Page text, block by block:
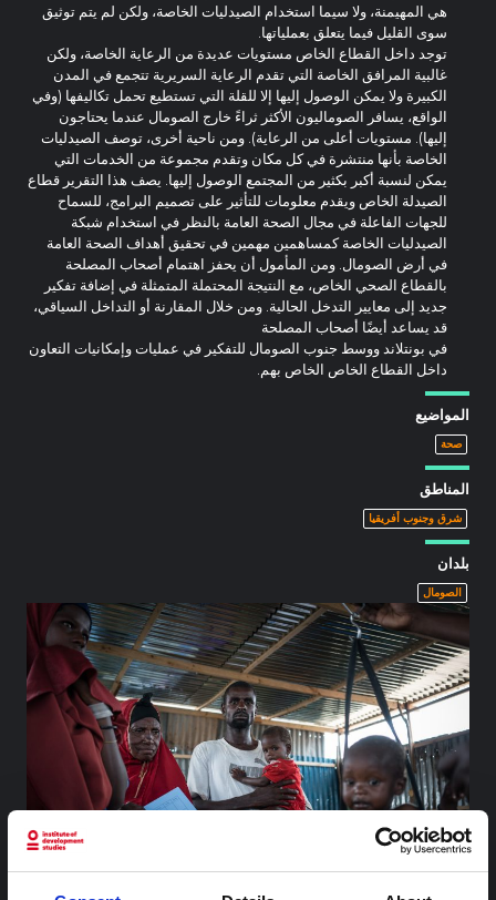
هي المهيمنة، ولا سيما استخدام الصيدليات الخاصة، ولكن لم يتم توثيق
سوى القليل فيما يتعلق بعملياتها.
توجد داخل القطاع الخاص مستويات عديدة من الرعاية الخاصة، ولكن
غالبية المرافق الخاصة التي تقدم الرعاية السريرية تتجمع في المدن
الكبيرة ولا يمكن الوصول إليها إلا للقلة التي تستطيع تحمل تكاليفها (وفي
الواقع، يسافر الصوماليون الأكثر ثراءً خارج الصومال عندما يحتاجون
إليها). مستويات أعلى من الرعاية). ومن ناحية أخرى، توصف الصيدليات
الخاصة بأنها منتشرة في كل مكان وتقدم مجموعة من الخدمات التي
يمكن لنسبة أكبر بكثير من المجتمع الوصول إليها. يصف هذا التقرير قطاع
الصيدلة الخاص ويقدم معلومات للتأثير على تصميم البرامج، للسماح
للجهات الفاعلة في مجال الصحة العامة بالنظر في استخدام شبكة
الصيدليات الخاصة كمساهمين مهمين في تحقيق أهداف الصحة العامة
في أرض الصومال. ومن المأمول أن يحفز اهتمام أصحاب المصلحة
بالقطاع الصحي الخاص، مع النتيجة المحتملة المتمثلة في إضافة تفكير
جديد إلى معايير التدخل الحالية. ومن خلال المقارنة أو التداخل السياقي،
قد يساعد أيضًا أصحاب المصلحة
في بونتلاند ووسط جنوب الصومال للتفكير في عمليات وإمكانيات التعاون
داخل القطاع الخاص الخاص بهم.
المواضيع
صحة
المناطق
شرق وجنوب أفريقيا
بلدان
الصومال